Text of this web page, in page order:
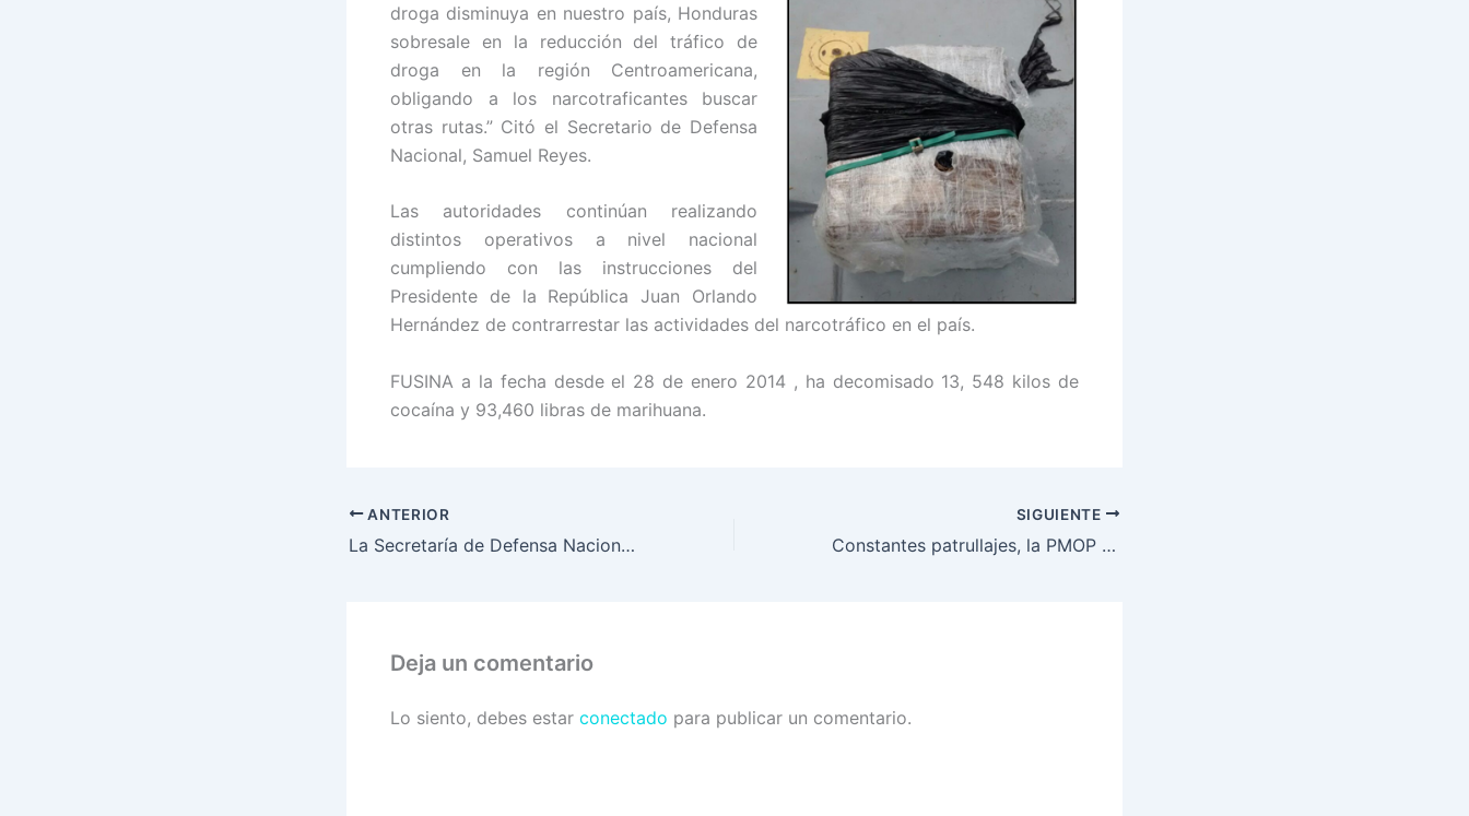
droga disminuya en nuestro país, Honduras
sobresale en la reducción del tráfico de
droga en la región Centroamericana,
obligando a los narcotraficantes buscar
otras rutas.” Citó el Secretario de Defensa
Nacional, Samuel Reyes.
Las autoridades continúan realizando
distintos operativos a nivel nacional
cumpliendo con las instrucciones del
Presidente de la República Juan Orlando
Hernández de contrarrestar las actividades del narcotráfico en el país.
FUSINA a la fecha desde el 28 de enero 2014 , ha decomisado 13, 548 kilos de
cocaína y 93,460 libras de marihuana.
ANTERIOR
La Secretaría de Defensa Nacional califica con excelencia en rendición de cuentas.
SIGUIENTE
Constantes patrullajes, la PMOP recupera taxi robado.
Deja un comentario
Lo siento, debes estar conectado para publicar un comentario.